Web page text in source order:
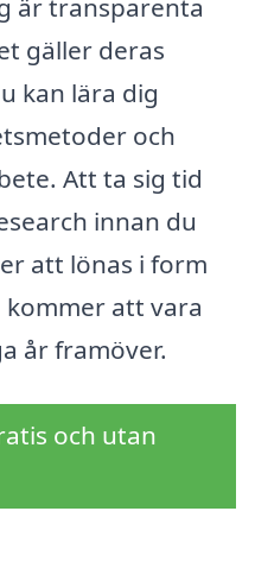
är transparenta
gäller deras
kan lära dig
och
Att ta sig tid
innan du
att lönas i form
att vara
år framöver.
och utan